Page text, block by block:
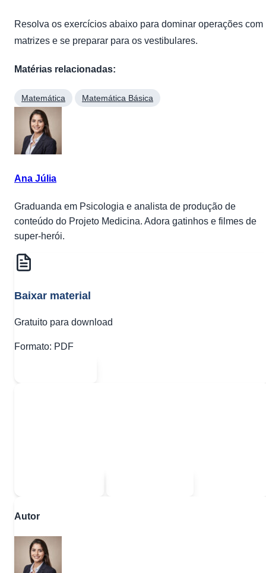
Resolva os exercícios abaixo para dominar operações com
matrizes e se preparar para os vestibulares.
Matérias relacionadas:
Matemática Matemática Básica
Ana Júlia
Graduanda em Psicologia e analista de produção de
conteúdo do Projeto Medicina. Adora gatinhos e filmes de
super-herói.
Baixar material
Gratuito para download
Formato: PDF
Autor